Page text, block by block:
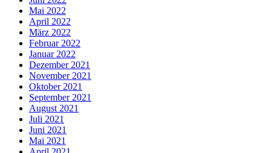
Mai 2022
April 2022
März 2022
Februar 2022
Januar 2022
Dezember 2021
November 2021
Oktober 2021
September 2021
August 2021
Juli 2021
Juni 2021
Mai 2021